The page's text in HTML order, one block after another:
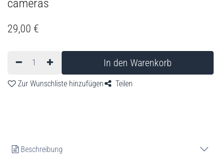
cameras
29,00 €
In den Warenkorb
Zur Wunschliste hinzufügen Teilen
Beschreibung